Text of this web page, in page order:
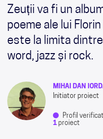
Zeuții va fi un
poeme ale lui
este la limita
word, jazz și rock.
MIHAI DAN
Initiator proiect
Profil verificat
1 proiect